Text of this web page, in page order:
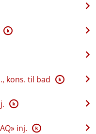
K
kons. til bad K
K
inj. K